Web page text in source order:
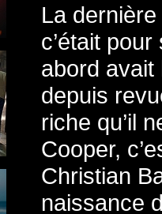
La
c’était
abord avait
depuis
riche qu’il
Cooper,
Christian
naissance